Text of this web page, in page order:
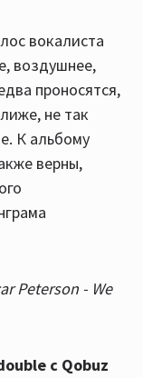
вокалиста
воздушнее,
проносятся,
не так
К альбому
верны,
Peterson - We
с Qobuz